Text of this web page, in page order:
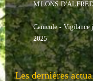
Les commissions
Les comptes rendus
Le personnel communal
L'Echo de Nuaillé
M'LONS
Canicule - Vigilance
2025
Les dernières